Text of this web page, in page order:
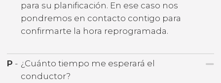
para su planificación. En ese caso nos
pondremos en contacto contigo para
confirmarte la hora reprogramada.
P - ¿Cuánto tiempo me esperará el
conductor?